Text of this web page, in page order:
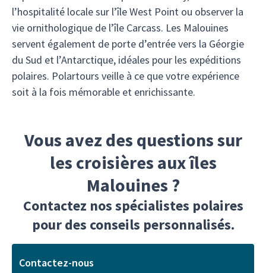
l’hospitalité locale sur l’île West Point ou observer la
vie ornithologique de l’île Carcass. Les Malouines
servent également de porte d’entrée vers la Géorgie
du Sud et l’Antarctique, idéales pour les expéditions
polaires. Polartours veille à ce que votre expérience
soit à la fois mémorable et enrichissante.
Vous avez des questions sur
les croisières aux îles
Malouines ?
Contactez nos spécialistes polaires
pour des conseils personnalisés.
Contactez-nous